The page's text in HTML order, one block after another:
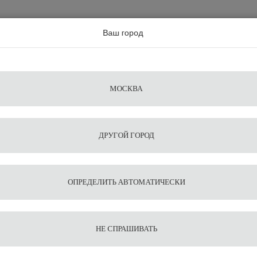
средства
Питчер Agave Rainbow 450 мл
мл
Ваш город
МОСКВА
ДРУГОЙ ГОРОД
ОПРЕДЕЛИТЬ АВТОМАТИЧЕСКИ
НЕ СПРАШИВАТЬ